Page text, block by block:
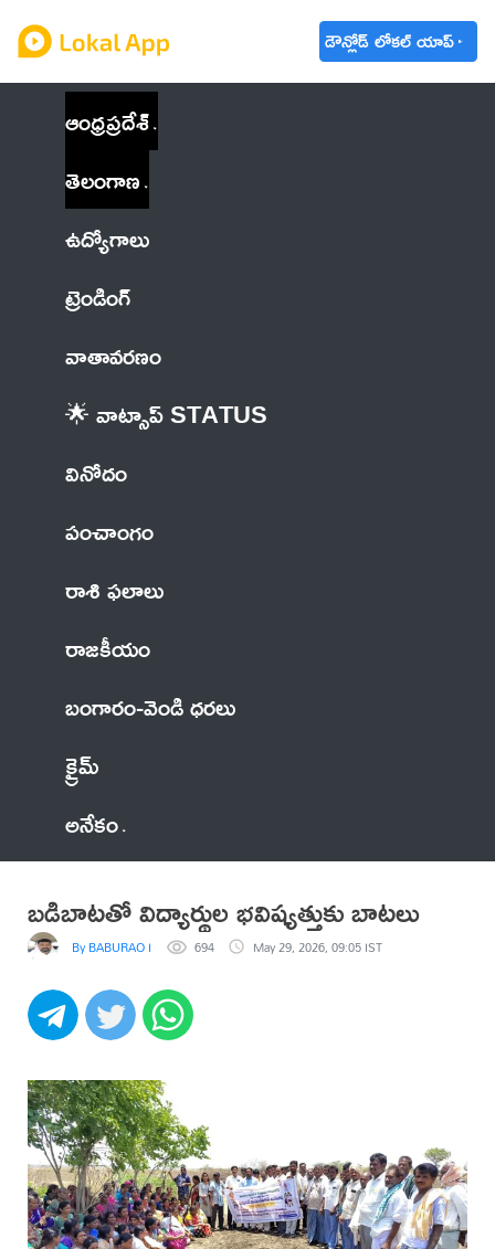
డౌన్లోడ్ లోకల్ యాప్
ఆంధ్రప్రదేశ్
తెలంగాణ
ఉద్యోగాలు
ట్రెండింగ్
వాతావరణం
🌟 వాట్సాప్ STATUS
వినోదం
పంచాంగం
రాశి ఫలాలు
రాజకీయం
బంగారం-వెండి ధరలు
క్రైమ్
అనేకం
బడిబాటతో విద్యార్థుల భవిష్యత్తుకు బాటలు
By BABURAO I 694 May 29, 2026, 09:05 IST